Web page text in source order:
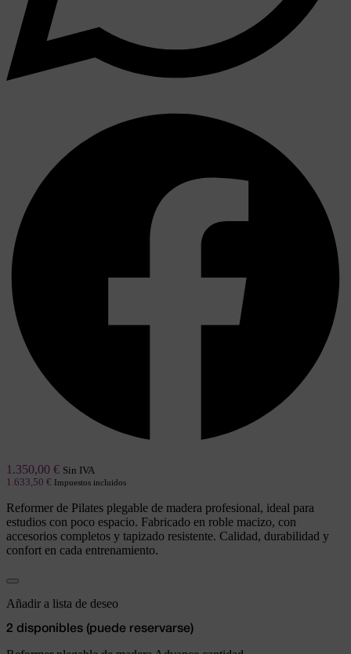
1.350,00 € Sin IVA
1.633,50 € Impuestos incluidos
Reformer de Pilates plegable de madera profesional, ideal para
estudios con poco espacio. Fabricado en roble macizo, con
accesorios completos y tapizado resistente. Calidad, durabilidad y
confort en cada entrenamiento.
Añadir a lista de deseo
2 disponibles (puede reservarse)